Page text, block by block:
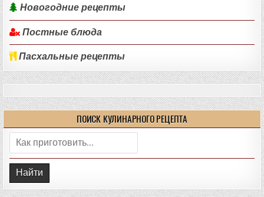
Новогодние рецепты
Постные блюда
Пасхальные рецепты
ПОИСК КУЛИНАРНОГО РЕЦЕПТА
Поиск: